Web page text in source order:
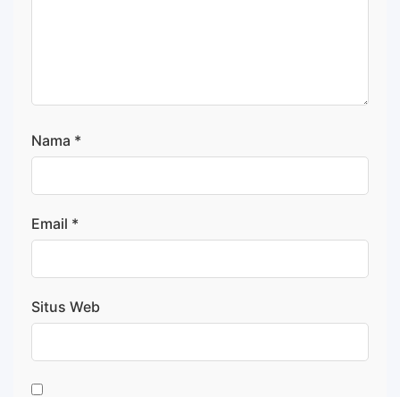
Nama *
Email *
Situs Web